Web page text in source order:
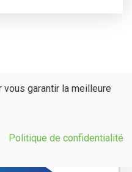
garantir la meilleure
Politique de confidentialité